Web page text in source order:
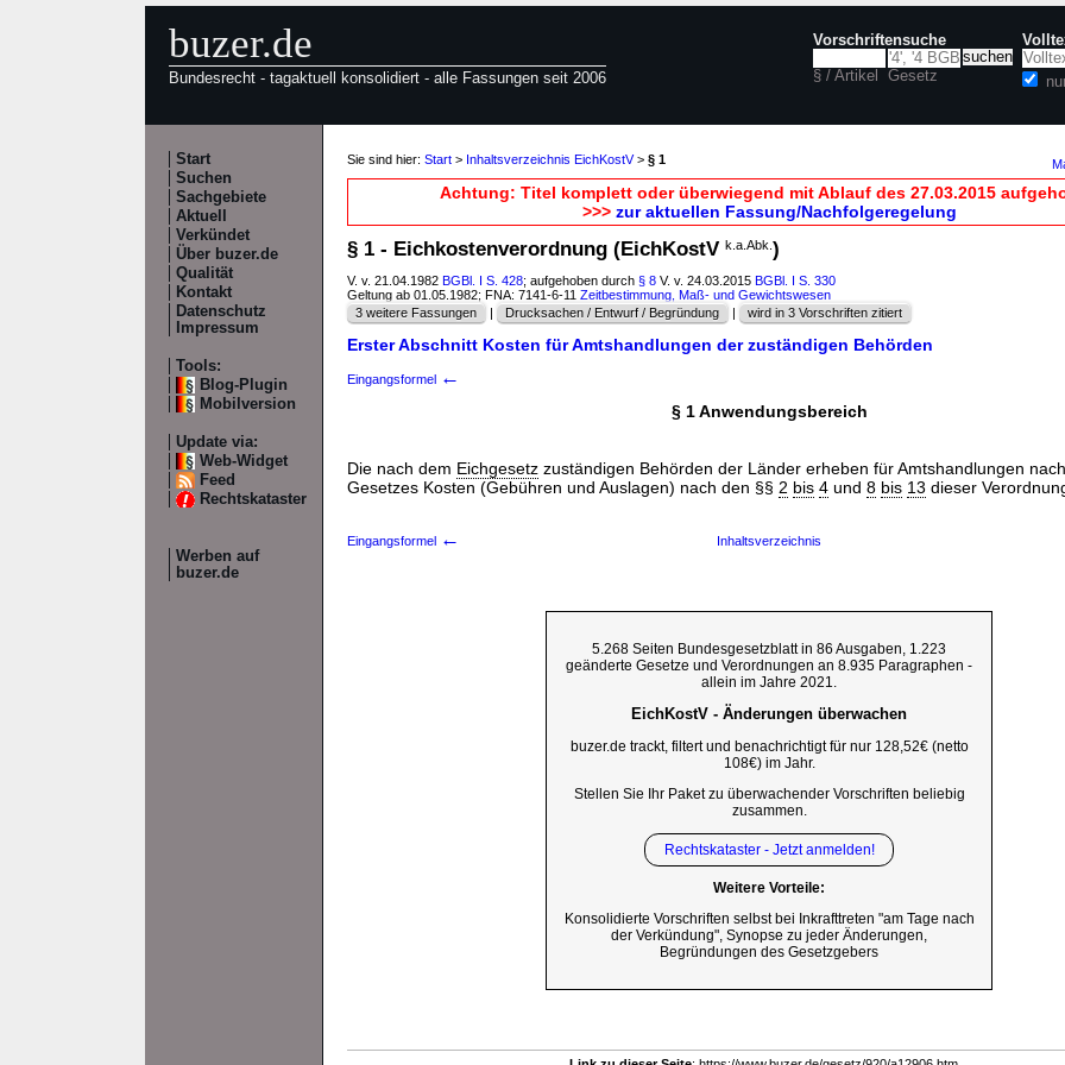
buzer.de
Bundesrecht - tagaktuell konsolidiert - alle Fassungen seit 2006
Vorschriftensuche
§ / Artikel Gesetz
Start
Suchen
Sachgebiete
Aktuell
Verkündet
Über buzer.de
Qualität
Kontakt
Datenschutz
Impressum
Tools:
Blog-Plugin
Mobilversion
Update via:
Web-Widget
Feed
Rechtskataster
Werben auf
buzer.de
Sie sind hier: Start > Inhaltsverzeichnis EichKostV> § 1
Achtung: Titel komplett oder überwiegend mit Ablauf des 27.03.2015
>>> zur aktuellen Fassung/Nachfolgeregelung
§ 1 - Eichkostenverordnung (EichKostV k.a.Abk. )
V. v. 21.04.1982 BGBl. I S. 428; aufgehoben durch § 8 V. v. 24.03.2015 BGBl. I S. 330
Geltung ab 01.05.1982; FNA: 7141-6-11 Zeitbestimmung, Maß- und Gewichtswesen
3 weitere Fassungen
| Drucksachen / Entwurf / Begründung | wird in 3 Vorschriften zitiert
Erster Abschnitt Kosten für Amtshandlungen der zuständigen Behörden
Eingangsformel ←
§ 1 Anwendungsbereich
Die nach dem Eichgesetz zuständigen Behörden der Länder erheben für Amtshandlungen
Gesetzes Kosten (Gebühren und Auslagen) nach den §§ 2 bis 4 und 8 bis 13 dieser
Eingangsformel ← Inhaltsverzeichnis
5.268 Seiten Bundesgesetzblatt in 86 Ausgaben, 1.223
geänderte Gesetze und Verordnungen an 8.935 Paragraphen -
allein im Jahre 2021.
EichKostV - Änderungen überwachen
buzer.de trackt, filtert und benachrichtigt für nur 128,52€ (netto
108€) im Jahr.
Stellen Sie Ihr Paket zu überwachender Vorschriften beliebig
zusammen.
Rechtskataster - Jetzt anmelden!
Weitere Vorteile:
Konsolidierte Vorschriften selbst bei Inkrafttreten "am Tage nach
der Verkündung", Synopse zu jeder Änderungen,
Begründungen des Gesetzgebers